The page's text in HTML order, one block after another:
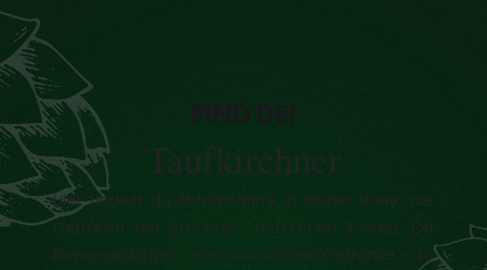
Taufkirchner
Hier findest du Abholmärkte in deiner Nähe, die
Getränke der Brauerei Taufkirchen führen. Ob
Bierspezialitäten oder alkoholfreie Getränke – so